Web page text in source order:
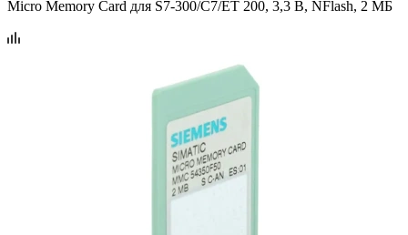
Micro Memory Card для S7-300/C7/ET 200, 3,3 В, NFlash, 2 МБ